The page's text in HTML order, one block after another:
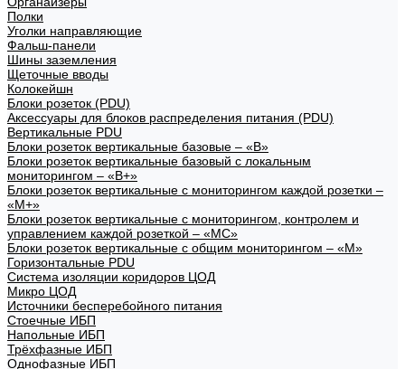
Полки
Уголки направляющие
Фальш-панели
Шины заземления
Щеточные вводы
Колокейшн
Блоки розеток (PDU)
Аксессуары для блоков распределения питания (PDU)
Вертикальные PDU
Блоки розеток вертикальные базовые – «В»
Блоки розеток вертикальные базовый с локальным
мониторингом – «В+»
Блоки розеток вертикальные с мониторингом каждой розетки –
«М+»
Блоки розеток вертикальные с мониторингом, контролем и
управлением каждой розеткой – «МС»
Блоки розеток вертикальные с общим мониторингом – «М»
Горизонтальные PDU
Система изоляции коридоров ЦОД
Микро ЦОД
Источники бесперебойного питания
Стоечные ИБП
Напольные ИБП
Трёхфазные ИБП
Однофазные ИБП